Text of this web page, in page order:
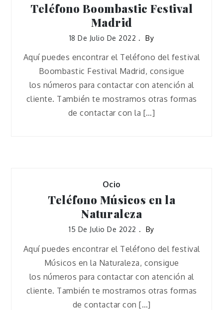
Teléfono Boombastic Festival
Madrid
18 De Julio De 2022 By
Aquí puedes encontrar el Teléfono del festival
Boombastic Festival Madrid, consigue
los números para contactar con atención al
cliente. También te mostramos otras formas
de contactar con la […]
Ocio
Teléfono Músicos en la
Naturaleza
15 De Julio De 2022 By
Aquí puedes encontrar el Teléfono del festival
Músicos en la Naturaleza, consigue
los números para contactar con atención al
cliente. También te mostramos otras formas
de contactar con […]